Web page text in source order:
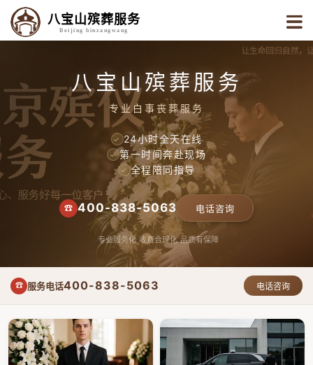
八宝山殡葬服务
Beijing binzangwang
八宝山殡葬服务
专业白事丧葬服务
✓ 24小时全天在线
✓ 第一时间奔赴现场
✓ 全程陪同指导
☎ 400-838-5063 电话咨询
专业服务化 收费合理化 品质有保障
☎ 服务电话400-838-5063 电话咨询